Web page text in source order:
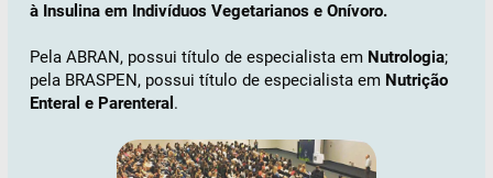
à Insulina em Indivíduos Vegetarianos e Onívoro.
Pela ABRAN, possui título de especialista em Nutrologia;
pela BRASPEN, possui título de especialista em Nutrição
Enteral e Parenteral .